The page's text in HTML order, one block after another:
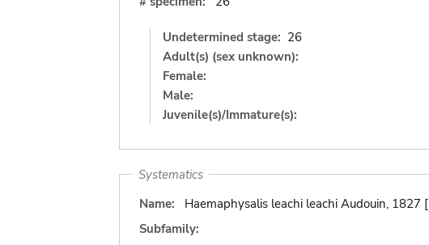
Undetermined stage: 26
Adult(s) (sex unknown):
Female:
Male:
Juvenile(s)/Immature(s):
Systematics
Name:
Haemaphysalis leachi leachi Audouin, 1827 [
Subfamily: